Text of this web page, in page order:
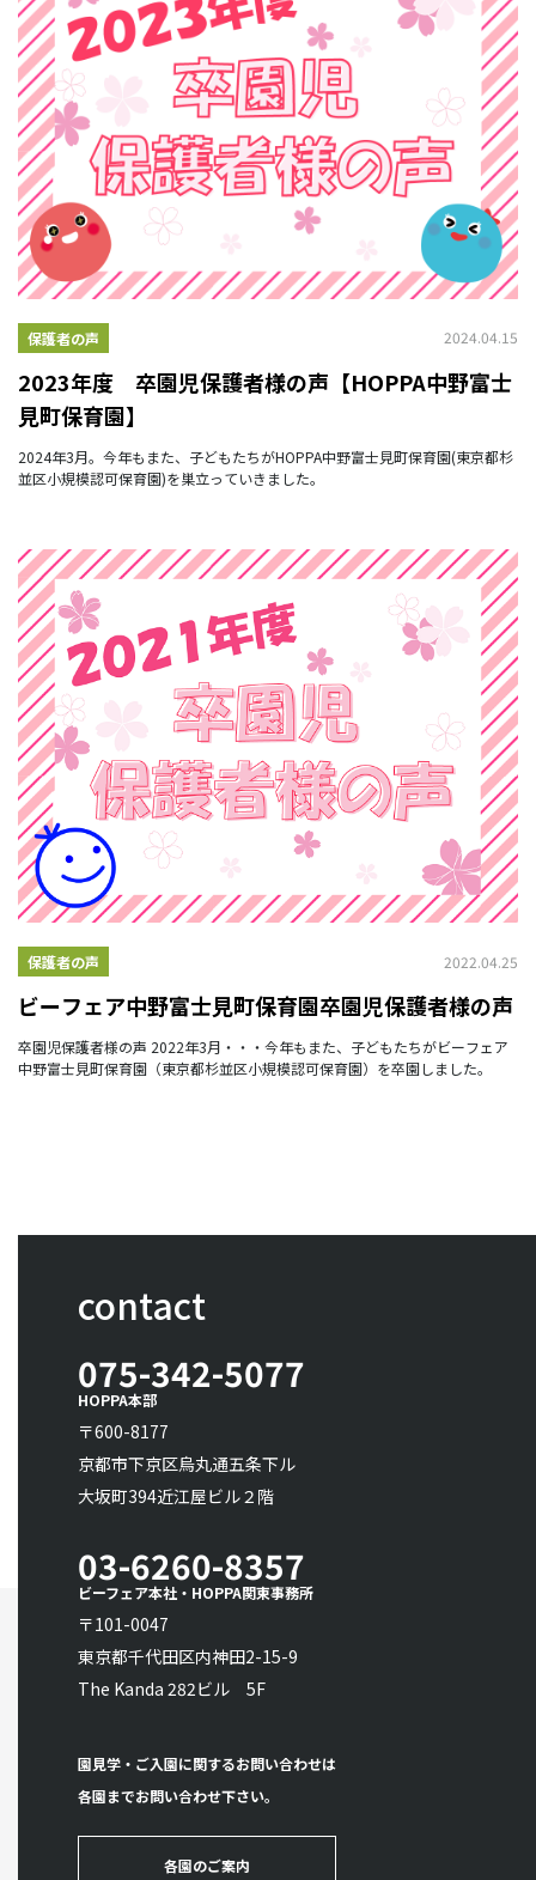
保護者の声 2024.04.15
2023年度 卒園児保護者様の声【HOPPA中野富士
見町保育園】
2024年3月。今年もまた、子どもたちがHOPPA中野富士見町保育園(東京都杉
並区小規模認可保育園)を巣立っていきました。
保護者の声 2022.04.25
ビーフェア中野富士見町保育園卒園児保護者様の声
卒園児保護者様の声 2022年3月・・・今年もまた、子どもたちがビーフェア
中野富士見町保育園（東京都杉並区小規模認可保育園）を卒園しました。
contact
075-342-5077
HOPPA本部
〒600-8177
京都市下京区烏丸通五条下ル
大坂町394近江屋ビル２階
03-6260-8357
ビーフェア本社・HOPPA関東事務所
〒101-0047
東京都千代田区内神田2-15-9
The Kanda 282ビル 5F
園見学・ご入園に関するお問い合わせは
各園までお問い合わせ下さい。
各園のご案内